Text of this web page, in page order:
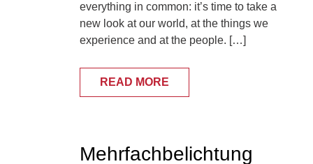
everything in common: it’s time to take a
new look at our world, at the things we
experience and at the people. […]
READ MORE
Mehrfachbelichtung